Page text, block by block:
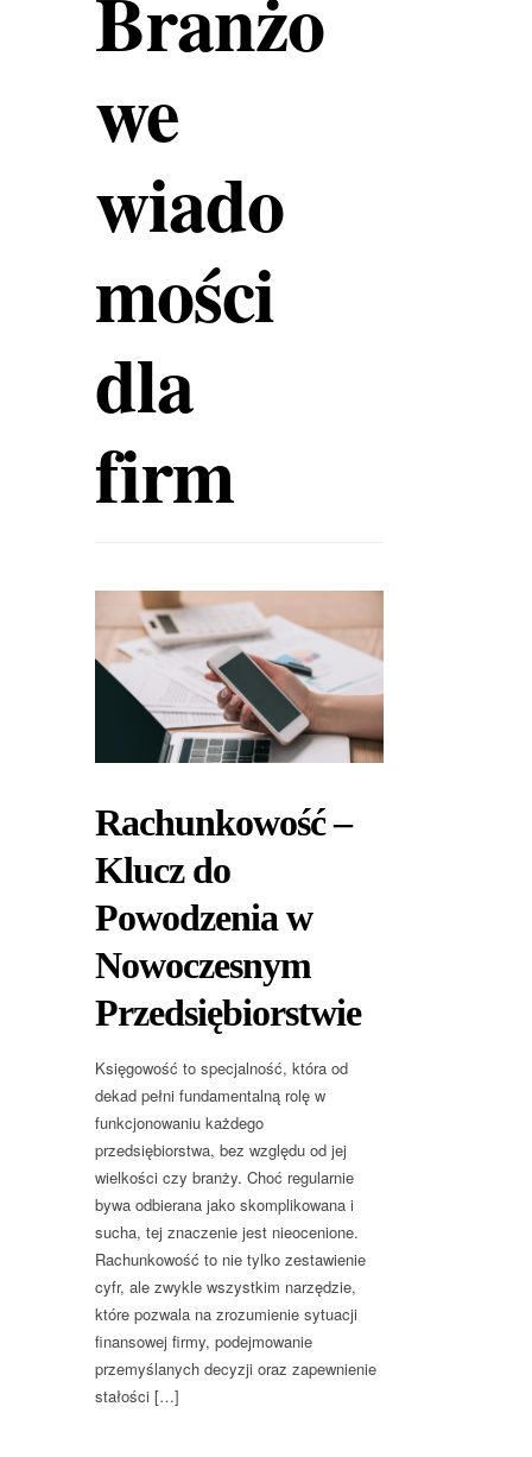
we
wiado
mości
dla
firm
Rachunkowość –
Klucz do
Powodzenia w
Nowoczesnym
Przedsiębiorstwie
Księgowość to specjalność, która od
dekad pełni fundamentalną rolę w
funkcjonowaniu każdego
przedsiębiorstwa, bez względu od jej
wielkości czy branży. Choć regularnie
bywa odbierana jako skomplikowana i
sucha, tej znaczenie jest nieocenione.
Rachunkowość to nie tylko zestawienie
cyfr, ale zwykle wszystkim narzędzie,
które pozwala na zrozumienie sytuacji
finansowej firmy, podejmowanie
przemyślanych decyzji oraz zapewnienie
stałości […]